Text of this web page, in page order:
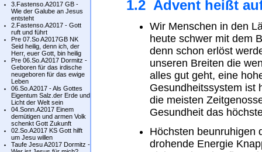
3.Fastenso.A2017 GB -
Wie der Galube an Jesus
entsteht
2.Fastenso.A2017 - Gott
ruft und führt
Pre 07.So A2017GB NK
Seid heilig, denn ich, der
Herr, euer Gott, bin heilig
Pre 06.So.A2017 Dormitz -
Geboren für das irdische
neugeboren für das ewige
Leben
06.So.A2017 - Als Gottes
Eigentum Salz.der Erde und
Licht der Welt sein
04.Sonn.A2017 Einem
demütigen und armen Volk
schenkt Gott Zukunft
02.So.A2017 KS Gott hilft
um Jesu willen
Taufe Jesu A2017 Dormitz -
1.2 Advent heißt
Wir Menschen in den
heute schwer mit dem
denn schon erlöst
unseren Breiten die
alles gut geht, eine
Gesundheitssystem ist
die meisten
Gesundheit das
Höchsten beunruhigen
drohende Energie